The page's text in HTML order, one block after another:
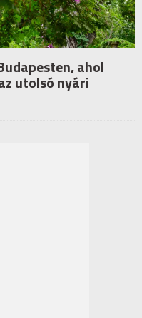
ahol
utolsó nyári